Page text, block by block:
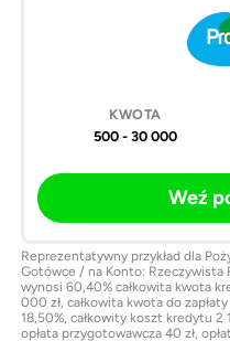
500 - 30 000
Weź
Reprezentatywny przykład dla
Gotówce / na Konto: Rzeczywista
wynosi 60,40% całkowita kwota
000 zł, całkowita kwota do
18,50%, całkowity koszt kredytu 2
opłata przygotowawcza 40 zł,